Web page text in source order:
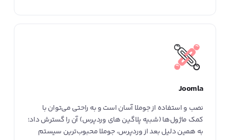
Joomla
نصب و استفاده از جوملا آسان است و به راحتی می‌توان با
کمک ماژول‌ها (شبیه پلاگین های وردپرس) آن را گسترش داد؛
به همین دلیل بعد از وردپرس، جوملا محبوب‌ترین سیستم